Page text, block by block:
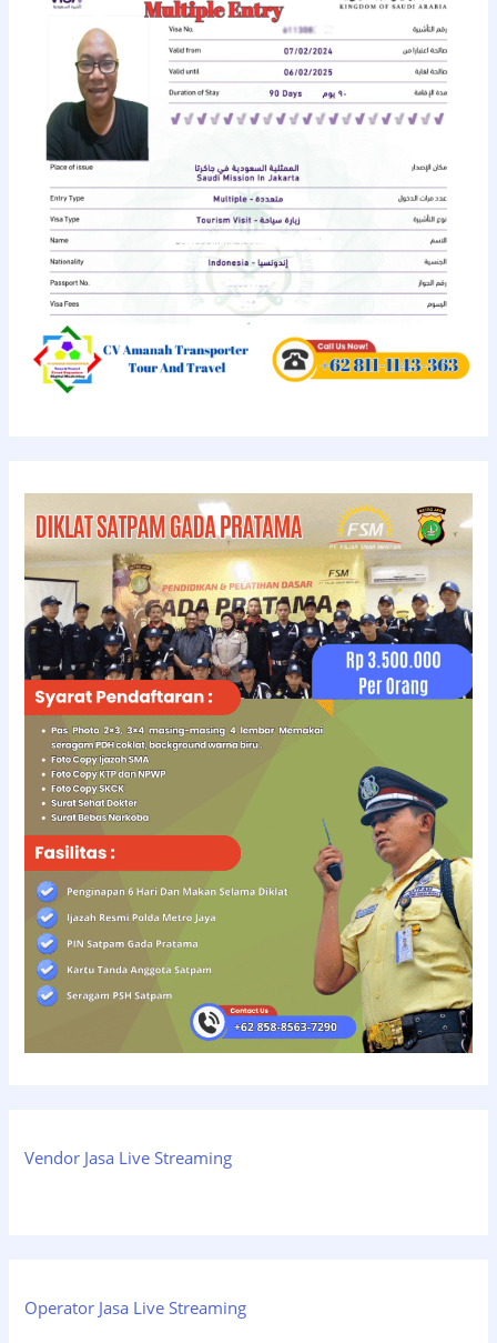
Vendor Jasa Live Streaming
Operator Jasa Live Streaming